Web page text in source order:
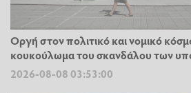
Οργή στον πολιτικό και νομικό
κουκούλωμα του σκανδάλου των
2026-08-08 03:53:00